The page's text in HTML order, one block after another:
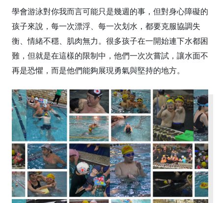
學會游泳對你我而言可能只是幾週的事，但對身心障礙的
孩子來說，每一次漂浮、每一次划水，都要克服協調失
衡、情緒不穩、肌肉無力。很多孩子在一開始連下水都困
難，但就是在這樣的限制中，他們一次次嘗試，讓水面不
再是恐懼，而是他們能夠展現勇氣與堅持的地方。